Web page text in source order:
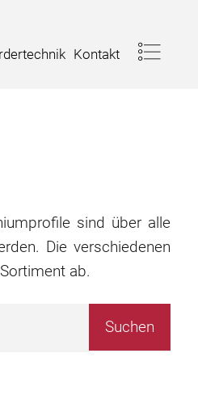
Kontakt
sind über alle
Die verschiedenen
ab.